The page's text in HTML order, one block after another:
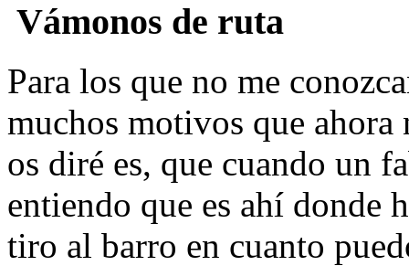
Vámonos de ruta
Para los que no me
muchos motivos que
os diré es, que cuando un
entiendo que es ahí donde
tiro al barro en cuanto